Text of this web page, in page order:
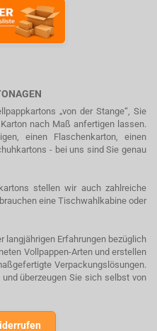
„von der Stange“, Sie
nach Maß anfertigen lassen.
einen Flaschenkarton, einen
- bei uns sind Sie genau
stellen wir auch zahlreiche
eine Tischwahlkabine oder
langjährigen Erfahrungen bezüglich
Vollpappen-Arten und erstellen
Verpackungslösungen.
überzeugen Sie sich selbst von